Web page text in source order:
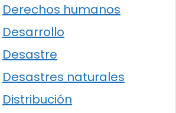
Derechos humanos
Desarrollo
Desastre
Desastres naturales
Distribución